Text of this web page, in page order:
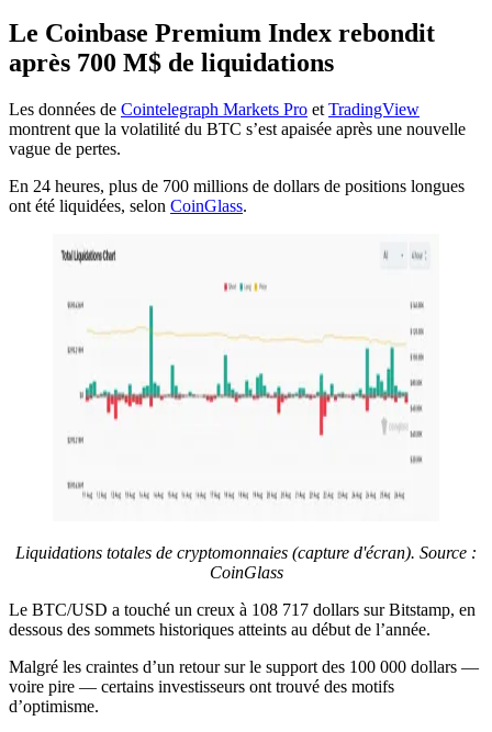
Le Coinbase Premium Index rebondit
après 700 M$ de liquidations
Les données de Cointelegraph Markets Pro et TradingView
montrent que la volatilité du BTC s’est apaisée après une nouvelle
vague de pertes.
En 24 heures, plus de 700 millions de dollars de positions longues
ont été liquidées, selon CoinGlass.
Liquidations totales de cryptomonnaies (capture d'écran). Source :
CoinGlass
Le BTC/USD a touché un creux à 108 717 dollars sur Bitstamp, en
dessous des sommets historiques atteints au début de l’année.
Malgré les craintes d’un retour sur le support des 100 000 dollars —
voire pire — certains investisseurs ont trouvé des motifs
d’optimisme.